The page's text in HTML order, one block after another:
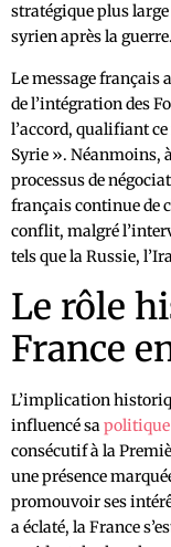
stratégique plus large
syrien après la guerre.
Le message français
de l’intégration des
l’accord, qualifiant
Syrie ». Néanmoins,
processus de
français continue de
conflit, malgré
tels que la Russie,
Le rôle
France
L’implication
influencé sapolitique
consécutif à la
une présence
promouvoir ses
a éclaté, la France